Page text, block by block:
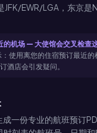
EWR/LGA，东京
的机场 — 大使馆会交叉检
使用离您的住宿预订最近的
酒店会引发疑问。
一份专业的航班预订